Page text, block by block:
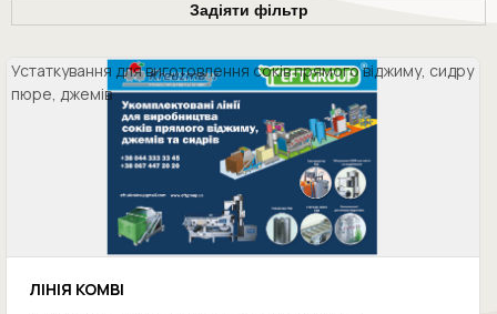
Задіяти фільтр
Устаткування для виготовлення соків прямого віджиму, сидру
пюре, джемів
ЛІНІЯ KOMBI